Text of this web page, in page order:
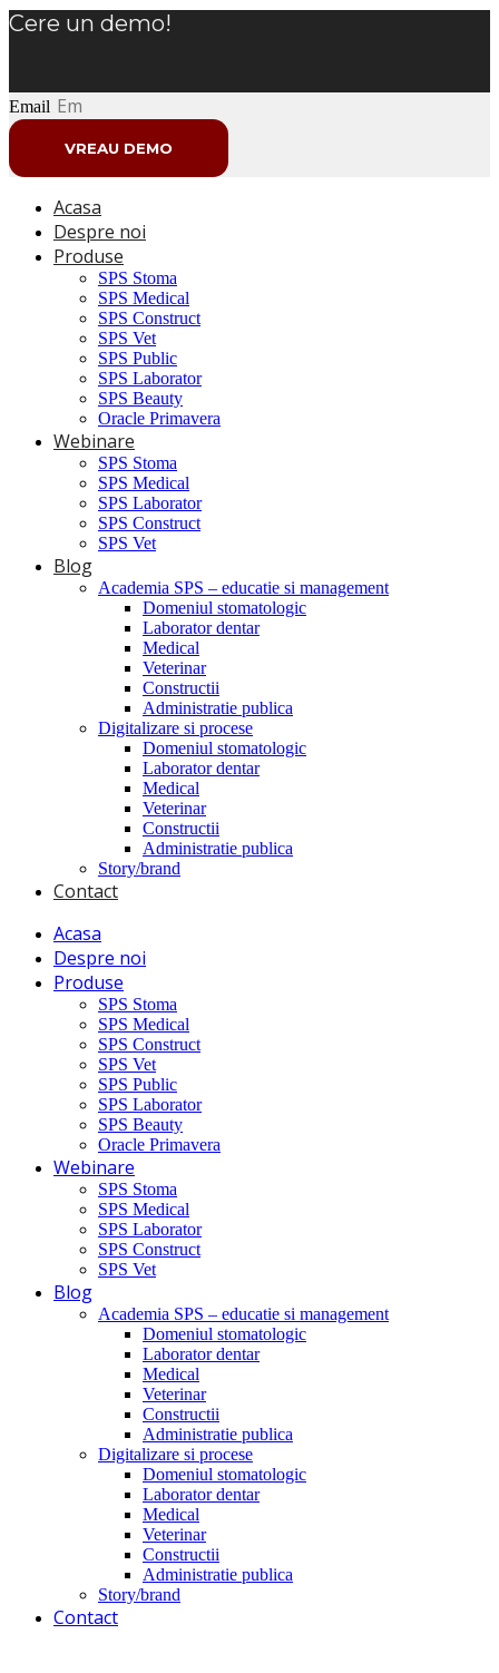
Cere un demo!
Email
VREAU DEMO
Acasa
Despre noi
Produse
SPS Stoma
SPS Medical
SPS Construct
SPS Vet
SPS Public
SPS Laborator
SPS Beauty
Oracle Primavera
Webinare
SPS Stoma
SPS Medical
SPS Laborator
SPS Construct
SPS Vet
Blog
Academia SPS – educatie si management
Domeniul stomatologic
Laborator dentar
Medical
Veterinar
Constructii
Administratie publica
Digitalizare si procese
Domeniul stomatologic
Laborator dentar
Medical
Veterinar
Constructii
Administratie publica
Story/brand
Contact
Acasa
Despre noi
Produse
SPS Stoma
SPS Medical
SPS Construct
SPS Vet
SPS Public
SPS Laborator
SPS Beauty
Oracle Primavera
Webinare
SPS Stoma
SPS Medical
SPS Laborator
SPS Construct
SPS Vet
Blog
Academia SPS – educatie si management
Domeniul stomatologic
Laborator dentar
Medical
Veterinar
Constructii
Administratie publica
Digitalizare si procese
Domeniul stomatologic
Laborator dentar
Medical
Veterinar
Constructii
Administratie publica
Story/brand
Contact